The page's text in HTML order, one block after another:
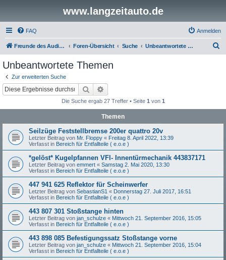
www.langzeitauto.de
FAQ Anmelden
Freunde des Audi Typ 44 e.V. Foren-Übersicht Suche Unbeantwortete Themen
Unbeantwortete Themen
Zur erweiterten Suche
Suche
Die Suche ergab 27 Treffer • Seite 1 von 1
Themen
Seilzüge Feststellbremse 200er quattro 20v
Letzter Beitrag von Mr. Floppy « Freitag 8. April 2022, 13:39
Verfasst in Bereich für Entfallteile ( e.o.e )
*gelöst* Kugelpfannen VFl- Innentürmechanik 443837171
Letzter Beitrag von emmert « Samstag 2. Mai 2020, 13:30
Verfasst in Bereich für Entfallteile ( e.o.e )
447 941 625 Reflektor für Scheinwerfer
Letzter Beitrag von SebastianS1 « Donnerstag 27. Juli 2017, 16:51
Verfasst in Bereich für Entfallteile ( e.o.e )
443 807 301 Stoßstange hinten
Letzter Beitrag von jan_schulze « Mittwoch 21. September 2016, 15:05
Verfasst in Bereich für Entfallteile ( e.o.e )
443 898 085 Befestigungssatz Stoßstange vorne
Letzter Beitrag von jan_schulze « Mittwoch 21. September 2016, 15:04
Verfasst in Bereich für Entfallteile ( e.o.e )